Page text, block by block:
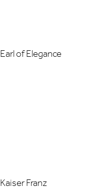
Earl of Elegance
Kaiser Franz